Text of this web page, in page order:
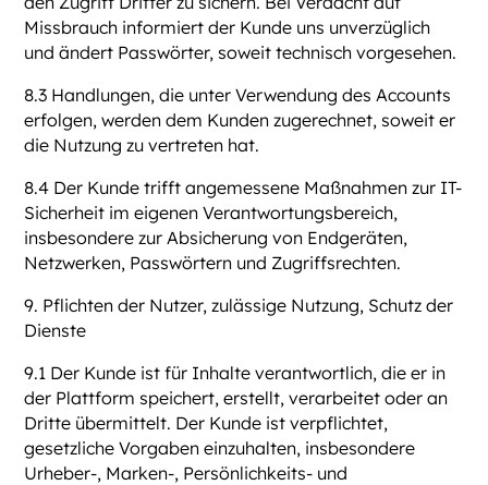
Missbrauch informiert der Kunde uns unverzüglich
und ändert Passwörter, soweit technisch vorgesehen.
8.3 Handlungen, die unter Verwendung des Accounts
erfolgen, werden dem Kunden zugerechnet, soweit er
die Nutzung zu vertreten hat.
8.4 Der Kunde trifft angemessene Maßnahmen zur IT-
Sicherheit im eigenen Verantwortungsbereich,
insbesondere zur Absicherung von Endgeräten,
Netzwerken, Passwörtern und Zugriffsrechten.
9. Pflichten der Nutzer, zulässige Nutzung, Schutz der
Dienste
9.1 Der Kunde ist für Inhalte verantwortlich, die er in
der Plattform speichert, erstellt, verarbeitet oder an
Dritte übermittelt. Der Kunde ist verpflichtet,
gesetzliche Vorgaben einzuhalten, insbesondere
Urheber-, Marken-, Persönlichkeits- und